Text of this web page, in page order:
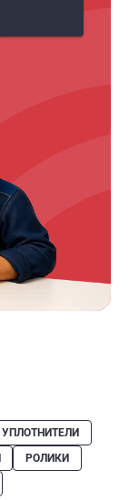
УПЛОТНИТЕЛИ
РОЛИКИ